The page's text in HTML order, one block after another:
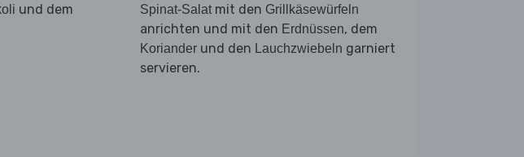
und dem
Spinat-Salat mit den Grillkäsewürfeln
anrichten und mit den Erdnüssen, dem
Koriander und den Lauchzwiebeln garniert
servieren.